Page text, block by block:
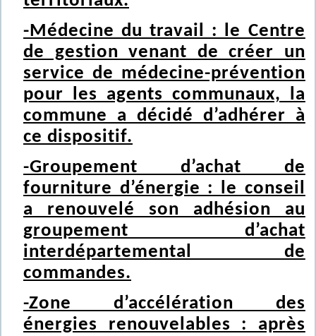
-Médecine du travail : le Centre
de gestion venant de créer un
service de médecine-prévention
pour les agents communaux, la
commune a décidé d’adhérer à
ce dispositif.
-Groupement d’achat de
fourniture d’énergie : le conseil
a renouvelé son adhésion au
groupement d’achat
interdépartemental de
commandes.
-Zone d’accélération des
énergies renouvelables : après